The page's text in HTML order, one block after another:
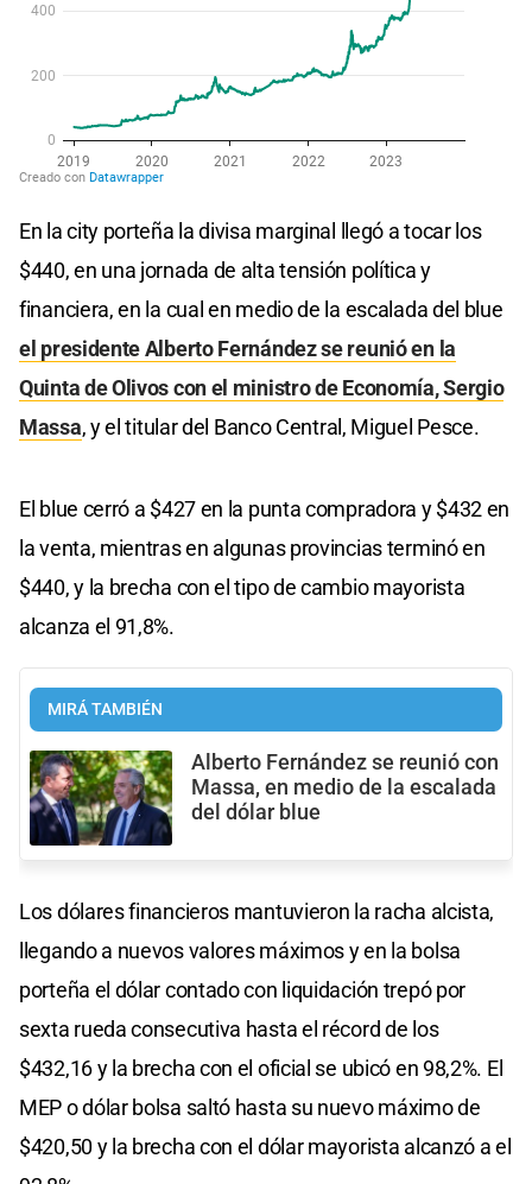
En la city porteña la divisa marginal llegó a tocar los
$440, en una jornada de alta tensión política y
financiera, en la cual en medio de la escalada del blue
el presidente Alberto Fernández se reunió en la
Quinta de Olivos con el ministro de Economía, Sergio
Massa, y el titular del Banco Central, Miguel Pesce.
El blue cerró a $427 en la punta compradora y $432 en
la venta, mientras en algunas provincias terminó en
$440, y la brecha con el tipo de cambio mayorista
alcanza el 91,8%.
MIRÁ TAMBIÉN
Alberto Fernández se reunió con
Massa, en medio de la escalada
del dólar blue
Los dólares financieros mantuvieron la racha alcista,
llegando a nuevos valores máximos y en la bolsa
porteña el dólar contado con liquidación trepó por
sexta rueda consecutiva hasta el récord de los
$432,16 y la brecha con el oficial se ubicó en 98,2%. El
MEP o dólar bolsa saltó hasta su nuevo máximo de
$420,50 y la brecha con el dólar mayorista alcanzó a el